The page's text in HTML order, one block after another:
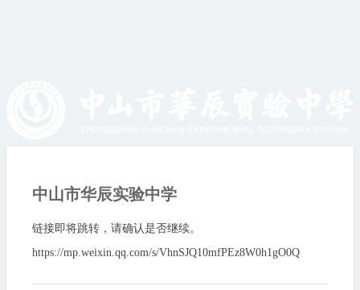
中山市华辰实验中学
链接即将跳转，请确认是否继续。
https://mp.weixin.qq.com/s/VhnSJQ10mfPEz8W0h1gO0Q